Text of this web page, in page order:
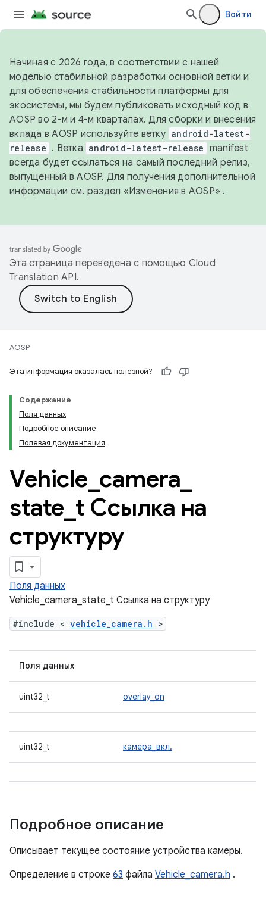
Войти
Начиная с 2026 года, в соответствии с нашей
моделью стабильной разработки основной ветки и
для обеспечения стабильности платформы для
экосистемы, мы будем публиковать исходный код в
AOSP во 2-м и 4-м кварталах. Для сборки и внесения
вклада в AOSP используйте ветку android-latest-
release . Ветка android-latest-release manifest
всегда будет ссылаться на самый последний релиз,
выпущенный в AOSP. Для получения дополнительной
информации см. раздел «Изменения в AOSP» .
Эта страница переведена с помощью Cloud
Translation API.
AOSP
Эта информация оказалась полезной?
Содержание
Поля данных
Подробное описание
Полевая документация
Vehicle camera
state t Ссылка на
структуру
Поля данных
Vehicle_camera_state_t Ссылка на структуру
#include < vehicle_camera.h >
Поля данных
uint32_t overlay_on
uint32_t камера_вкл.
Подробное описание
Описывает текущее состояние устройства камеры.
Определение в строке 63 файла Vehicle_camera.h .